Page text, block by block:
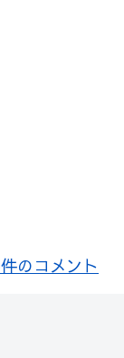
のコメント